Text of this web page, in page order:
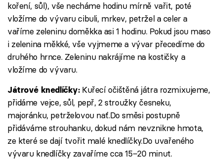
koření, sůl), vše necháme hodinu mírně vařit, poté
vložíme do vývaru cibuli, mrkev, petržel a celer a
vaříme zeleninu doměkka asi 1 hodinu. Pokud jsou maso
i zelenina měkké, vše vyjmeme a vývar přecedíme do
druhého hrnce. Zeleninu nakrájíme na kostičky a
vložíme do vývaru.
Játrové knedlíčky:Kuřecí očištěná játra rozmixujeme,
přidáme vejce, sůl, pepř, 2 stroužky česneku,
majoránku, petrželovou nať.Do směsi postupně
přidáváme strouhanku, dokud nám nevznikne hmota,
ze které se dají tvořit malé knedlíčky.Do uvařeného
vývaru knedlíčky zavaříme cca 15–20 minut.